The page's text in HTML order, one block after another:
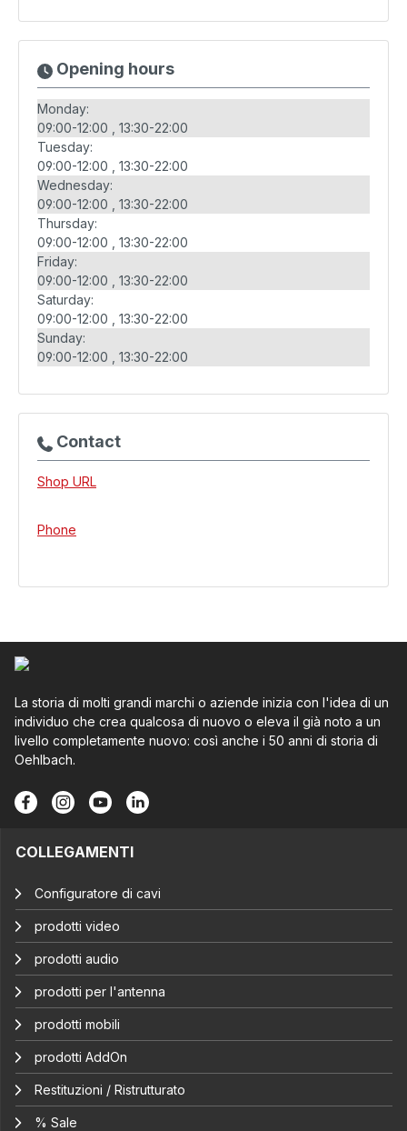
Opening hours
Monday:
09:00-12:00
13:30-22:00
Tuesday:
09:00-12:00
13:30-22:00
Wednesday:
09:00-12:00
13:30-22:00
Thursday:
09:00-12:00
13:30-22:00
Friday:
09:00-12:00
13:30-22:00
Saturday:
09:00-12:00
13:30-22:00
Sunday:
09:00-12:00
13:30-22:00
Contact
Shop URL
Phone
La storia di molti grandi marchi o aziende inizia con l'idea di un
individuo che crea qualcosa di nuovo o eleva il già noto a un
livello completamente nuovo: così anche i 50 anni di storia di
Oehlbach.
COLLEGAMENTI
Configuratore di cavi
prodotti video
prodotti audio
prodotti per l'antenna
prodotti mobili
prodotti AddOn
Restituzioni / Ristrutturato
% Sale